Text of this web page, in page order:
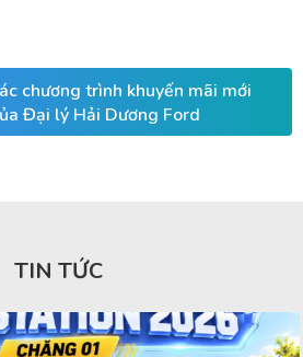
chương trình khuyến mãi mới
Đại lý Hải Dương Ford
TIN TỨC